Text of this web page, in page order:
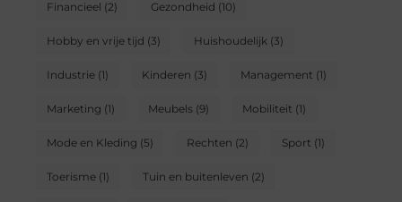
Financieel (2) Gezondheid (10)
Hobby en vrije tijd (3) Huishoudelijk(3)
Industrie(1) Kinderen (3) Management (1)
Marketing (1) Meubels(9) Mobiliteit (1)
Mode en Kleding (5) Rechten (2) Sport (1)
Toerisme(1) Tuin en buitenleven (2)